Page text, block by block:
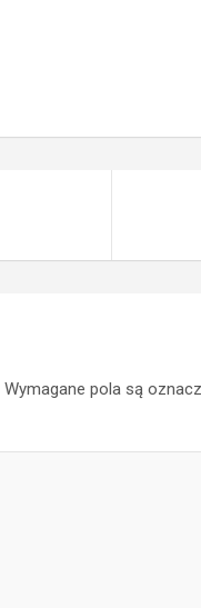
Wymagane pola są